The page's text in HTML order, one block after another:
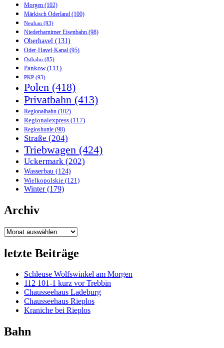
Morgen (102)
Märkisch Oderland (100)
Neubau (93)
Niederbarnimer Eisenbahn (98)
Oberhavel (131)
Oder-Havel-Kanal (95)
Ostbahn (85)
Pankow(111)
PKP (93)
Polen (418)
Privatbahn (413)
Regionalbahn (102)
Regionalexpress (117)
Regioshuttle (98)
Straße (204)
Triebwagen (424)
Uckermark (202)
Wasserbau (124)
Wielkopolskie (121)
Winter(179)
Archiv
Archiv
letzte Beiträge
Schleuse Wolfswinkel am Morgen
112 101-1 kurz vor Trebbin
Chausseehaus Ladeburg
Chausseehaus Rieplos
Kraniche bei Rieplos
Bahn